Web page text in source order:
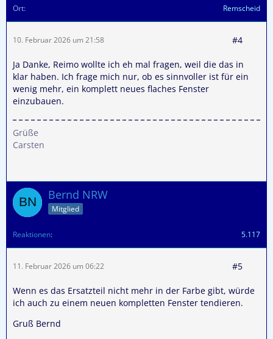
Ort
Remscheid
10. Februar 2026 um 21:58 #4
Ja Danke, Reimo wollte ich eh mal fragen, weil die das in
klar haben. Ich frage mich nur, ob es sinnvoller ist für ein
wenig mehr, ein komplett neues flaches Fenster
einzubauen.
Grüße
Carsten
Bernd NRW
Mitglied
Reaktionen 5.117
11. Februar 2026 um 06:22 #5
Wenn es das Ersatzteil nicht mehr in der Farbe gibt, würde
ich auch zu einem neuen kompletten Fenster tendieren.
Gruß Bernd